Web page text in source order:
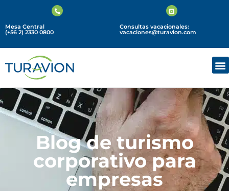
Mesa Central
(+56 2) 2330 0800
Consultas vacacionales:
vacaciones@turavion.com
Blog de turismo
corporativo para
empresas